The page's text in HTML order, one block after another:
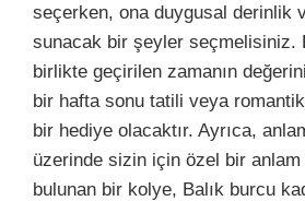
seçerken, ona duygusal derinlik
sunacak bir şeyler seçmelisiniz.
birlikte geçirilen zamanın
bir hafta sonu tatili veya
bir hediye olacaktır. Ayrıca,
üzerinde sizin için özel bir anlam
bulunan bir kolye, Balık burcu